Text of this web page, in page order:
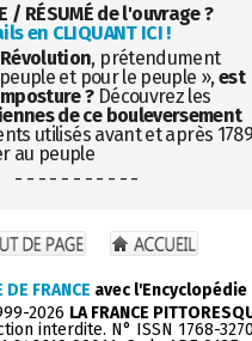
/ RÉSUMÉ de l'ouvrage ?
en CLIQUANT ICI !
, prétendument
et pour le peuple », est
?Découvrez les
de ce bouleversement
utilisés avant et après
au peuple
- - - - - - - - - - -
FRANCE avec
2026 LA FRANCE
interdite. N° ISSN 1768-